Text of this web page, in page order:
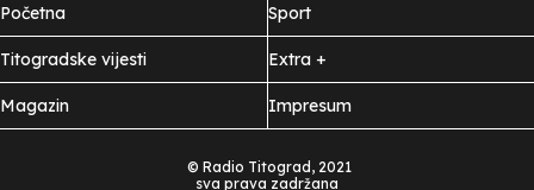
Početna
Titogradske vijesti
Magazin
Sport
Extra +
Impresum
© Radio Titograd, 2021
sva prava zadržana